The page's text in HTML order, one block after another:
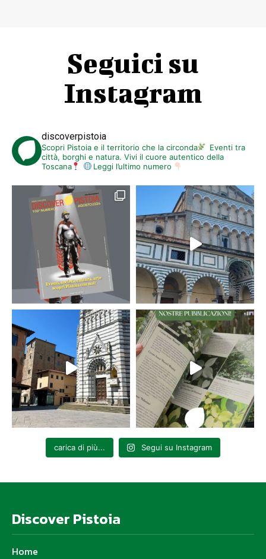
Seguici su
Instagram
discoverpistoia
Scopri Pistoia e il territorio che la circonda
Eventi tra
città, borghi e natura. Vivi il cuore autentico della
Toscana
Leggi l’ultimo numero
carica di più... Segui su Instagram
Discover Pistoia
Home